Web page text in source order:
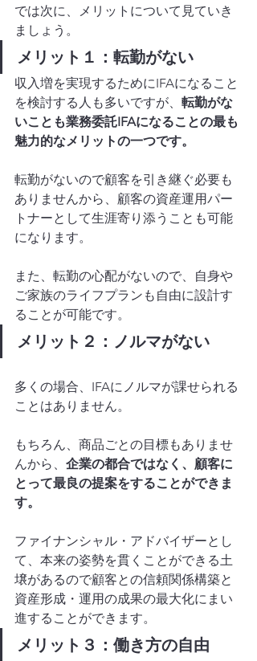
では次に、メリットについて見ていき
ましょう。
メリット１：転勤がない
収入増を実現するためにIFAになること
を検討する人も多いですが、 転勤がな
いことも業務委託IFAになることの最も
魅力的なメリットの一つです。
転勤がないので顧客を引き継ぐ必要も
ありませんから、顧客の資産運用パー
トナーとして生涯寄り添うことも可能
になります。
また、転勤の心配がないので、自身や
ご家族のライフプランも自由に設計す
ることが可能です。
メリット２：ノルマがない
多くの場合、IFAにノルマが課せられる
ことはありません。
もちろん、商品ごとの目標もありませ
んから、 企業の都合ではなく、顧客に
とって最良の提案をすることができま
す。
ファイナンシャル・アドバイザーとし
て、本来の姿勢を貫くことができる土
壌があるので顧客との信頼関係構築と
資産形成・運用の成果の最大化にまい
進することができます。
メリット３：働き方の自由